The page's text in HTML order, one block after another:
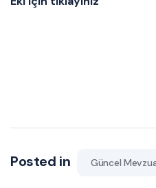
Posted in Güncel